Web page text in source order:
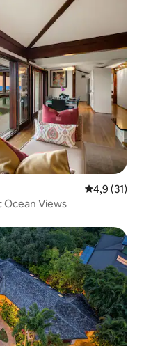
Prosječna
4,9 (31)
Ocean Views